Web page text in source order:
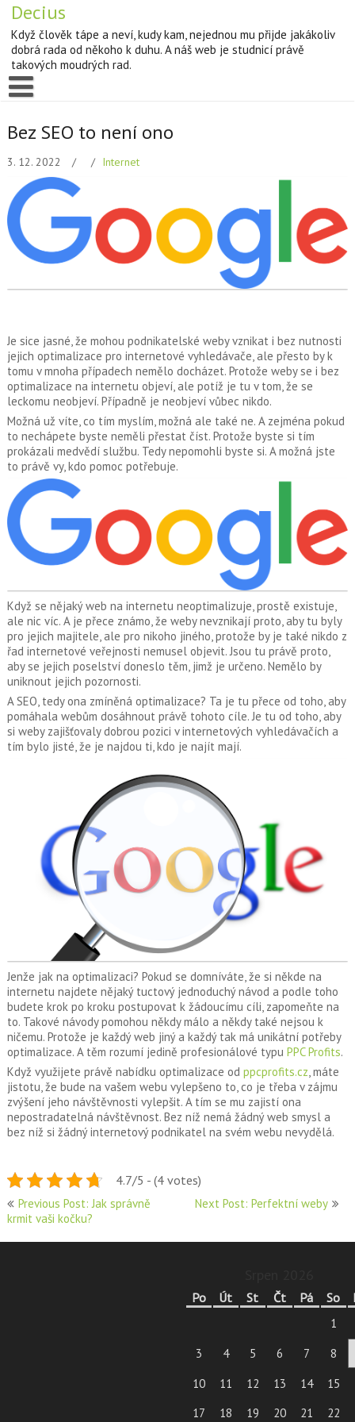
Decius
Když člověk tápe a neví, kudy kam, nejednou mu přijde jakákoliv
dobrá rada od někoho k duhu. A náš web je studnicí právě
takových moudrých rad.
Bez SEO to není ono
3. 12. 2022 Internet
Je sice jasné, že mohou podnikatelské weby vznikat i bez nutnosti
jejich optimalizace pro internetové vyhledávače, ale přesto by k
tomu v mnoha případech nemělo docházet. Protože weby se i bez
optimalizace na internetu objeví, ale potíž je tu v tom, že se
leckomu neobjeví. Případně je neobjeví vůbec nikdo.
Možná už víte, co tím myslím, možná ale také ne. A zejména pokud
to nechápete byste neměli přestat číst. Protože byste si tím
prokázali medvědí službu. Tedy nepomohli byste si. A možná jste
to právě vy, kdo pomoc potřebuje.
Když se nějaký web na internetu neoptimalizuje, prostě existuje,
ale nic víc. A je přece známo, že weby nevznikají proto, aby tu byly
pro jejich majitele, ale pro nikoho jiného, protože by je také nikdo z
řad internetové veřejnosti nemusel objevit. Jsou tu právě proto,
aby se jejich poselství doneslo těm, jimž je určeno. Nemělo by
uniknout jejich pozornosti.
A SEO, tedy ona zmíněná optimalizace? Ta je tu přece od toho, aby
pomáhala webům dosáhnout právě tohoto cíle. Je tu od toho, aby
si weby zajišťovaly dobrou pozici v internetových vyhledávačích a
tím bylo jisté, že je najdou ti, kdo je najít mají.
Jenže jak na optimalizaci? Pokud se domníváte, že si někde na
internetu najdete nějaký tuctový jednoduchý návod a podle toho
budete krok po kroku postupovat k žádoucímu cíli, zapomeňte na
to. Takové návody pomohou někdy málo a někdy také nejsou k
ničemu. Protože je každý web jiný a každý tak má unikátní potřeby
optimalizace. A těm rozumí jedině profesionálové typu PPC Profits.
Když využijete právě nabídku optimalizace od ppcprofits.cz, máte
jistotu, že bude na vašem webu vylepšeno to, co je třeba v zájmu
zvýšení jeho návštěvnosti vylepšit. A tím se mu zajistí ona
nepostradatelná návštěvnost. Bez níž nemá žádný web smysl a
bez níž si žádný internetový podnikatel na svém webu nevydělá.
4.7/5 - (4 votes)
Navigace
pro
Previous Post: Jak správně
krmit vaši kočku?
Next Post: Perfektní weby
Po Út St Čt Pá So
1
3
4 5 6 7
8
10
11 12 13 14 15
17
18 19 20 21 22